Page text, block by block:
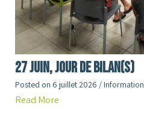
27 juin, jour de Bilan(s)
Posted on 6 juillet 2026 /Information
Read More